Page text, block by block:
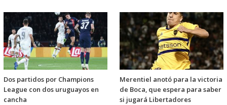
Dos partidos por Champions
League con dos uruguayos en
cancha
Merentiel anotó para la victoria
de Boca, que espera para saber
si jugará Libertadores